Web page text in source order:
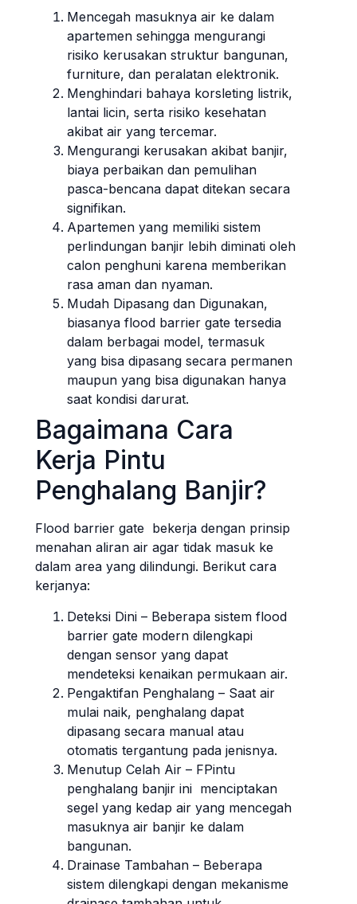
Mencegah masuknya air ke dalam
apartemen sehingga mengurangi
risiko kerusakan struktur bangunan,
furniture, dan peralatan elektronik.
Menghindari bahaya korsleting listrik,
lantai licin, serta risiko kesehatan
akibat air yang tercemar.
Mengurangi kerusakan akibat banjir,
biaya perbaikan dan pemulihan
pasca-bencana dapat ditekan secara
signifikan.
Apartemen yang memiliki sistem
perlindungan banjir lebih diminati oleh
calon penghuni karena memberikan
rasa aman dan nyaman.
Mudah Dipasang dan Digunakan,
biasanya flood barrier gate tersedia
dalam berbagai model, termasuk
yang bisa dipasang secara permanen
maupun yang bisa digunakan hanya
saat kondisi darurat.
Bagaimana Cara
Kerja Pintu
Penghalang Banjir?
Flood barrier gate bekerja dengan prinsip
menahan aliran air agar tidak masuk ke
dalam area yang dilindungi. Berikut cara
kerjanya:
Deteksi Dini – Beberapa sistem flood
barrier gate modern dilengkapi
dengan sensor yang dapat
mendeteksi kenaikan permukaan air.
Pengaktifan Penghalang – Saat air
mulai naik, penghalang dapat
dipasang secara manual atau
otomatis tergantung pada jenisnya.
Menutup Celah Air – FPintu
penghalang banjir ini menciptakan
segel yang kedap air yang mencegah
masuknya air banjir ke dalam
bangunan.
Drainase Tambahan – Beberapa
sistem dilengkapi dengan mekanisme